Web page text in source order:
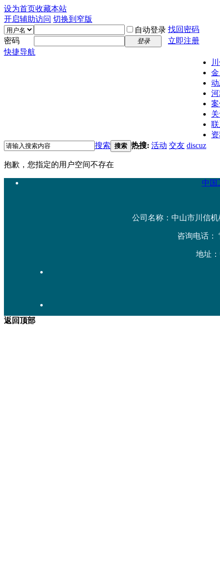
设为首页收藏本站
开启辅助访问 切换到窄版
自动登录 找回密码
密码
登录
立即注册
快捷导航
搜索 搜索 热搜: 活动 交友 discuz
抱歉，您指定的用户空间不存在
中国
公司名称：中山市川信机
咨询电话：
地址
返回顶部